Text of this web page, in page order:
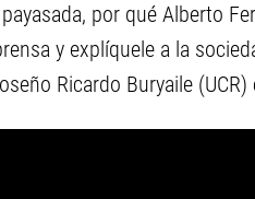
por qué Alberto
y explíquele a la
Ricardo Buryaile